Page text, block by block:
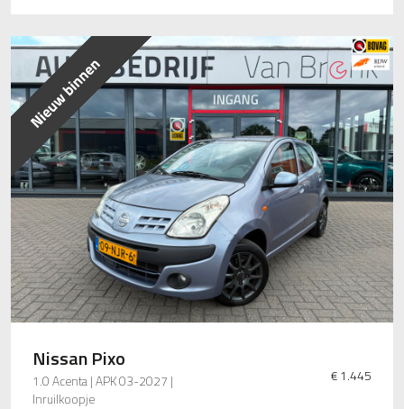
Nissan Pixo
1.0 Acenta | APK 03-2027 |
Inruilkoopje
€ 1.445